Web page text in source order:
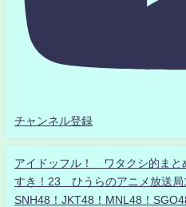
チャンネル登録
アイドッフル！ ワタクシ的ま
すき！23 ひうらのアニメ放送
SNH48！JKT48！MNL48！